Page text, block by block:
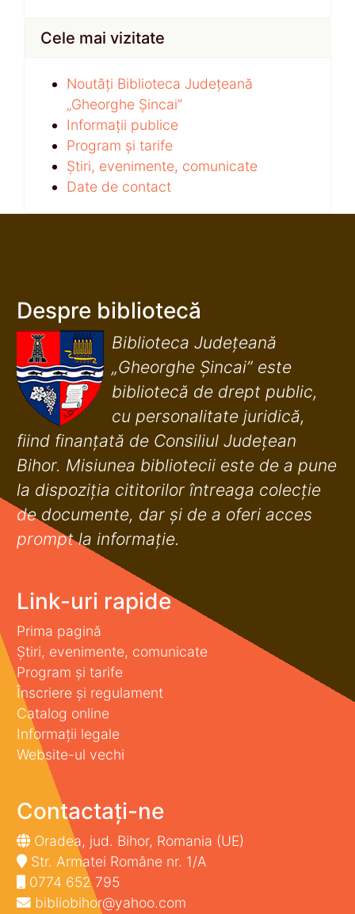
Cele mai vizitate
Noutăți Biblioteca Județeană
„Gheorghe Șincai”
Informații publice
Program și tarife
Știri, evenimente, comunicate
Date de contact
Despre bibliotecă
Biblioteca Județeană
„Gheorghe Șincai” este
bibliotecă de drept public,
cu personalitate juridică,
fiind finanţată de Consiliul Judeţean
Bihor. Misiunea bibliotecii este de a pune
la dispoziţia cititorilor întreaga colecţie
de documente, dar şi de a oferi acces
prompt la informaţie.
Link-uri rapide
Prima pagină
Știri, evenimente, comunicate
Program și tarife
Înscriere și regulament
Catalog online
Informații legale
Website-ul vechi
Contactați-ne
Oradea, jud. Bihor, Romania (UE)
Str. Armatei Române nr. 1/A
0774 652 795
bibliobihor@yahoo.com